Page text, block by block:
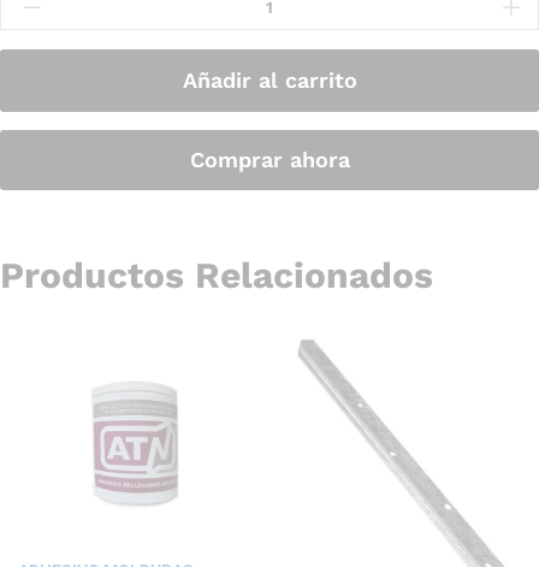
Añadir al carrito
Comprar ahora
Productos Relacionados